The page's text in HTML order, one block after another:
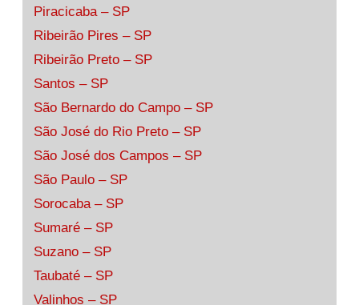
Piracicaba – SP
Ribeirão Pires – SP
Ribeirão Preto – SP
Santos – SP
São Bernardo do Campo – SP
São José do Rio Preto – SP
São José dos Campos – SP
São Paulo – SP
Sorocaba – SP
Sumaré – SP
Suzano – SP
Taubaté – SP
Valinhos – SP